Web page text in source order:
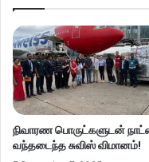
நிவாரண பொருட்களுடன்
வந்தடைந்த சுவிஸ் விமானம்!